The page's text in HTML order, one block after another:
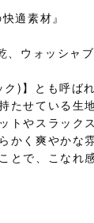
適素材』
、ウォッシャ
)】とも呼ば
たせている生
トやスラック
かく爽やかな
とで、こなれ